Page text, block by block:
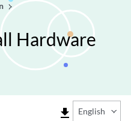
Hardware
file_download English